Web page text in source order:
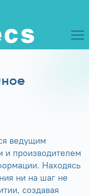
ведущим
и производителем
Находясь
ни на шаг не
создавая